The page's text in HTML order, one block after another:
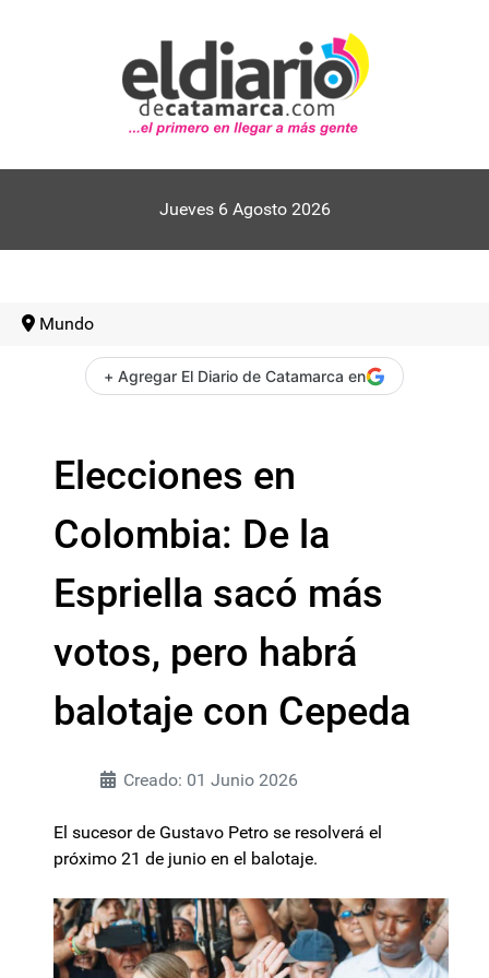
Jueves 6 Agosto 2026
Mundo
+ Agregar El Diario de Catamarca en
Elecciones en
Colombia: De la
Espriella sacó más
votos, pero habrá
balotaje con Cepeda
Creado: 01 Junio 2026
El sucesor de Gustavo Petro se resolverá el
próximo 21 de junio en el balotaje.